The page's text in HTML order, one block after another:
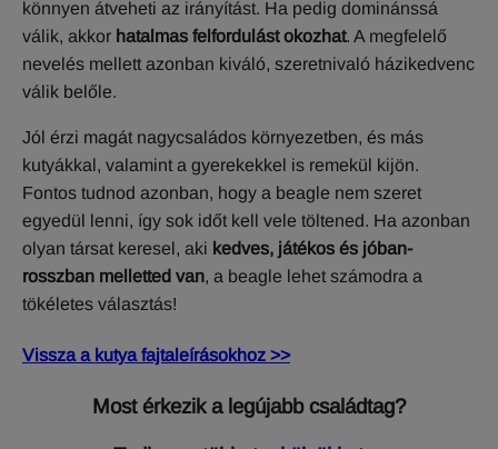
könnyen átveheti az irányítást. Ha pedig dominánssá
válik, akkor hatalmas felfordulást okozhat. A megfelelő
nevelés mellett azonban kiváló, szeretnivaló házikedvenc
válik belőle.
Jól érzi magát nagycsaládos környezetben, és más
kutyákkal, valamint a gyerekekkel is remekül kijön.
Fontos tudnod azonban, hogy a beagle nem szeret
egyedül lenni, így sok időt kell vele töltened. Ha azonban
olyan társat keresel, aki kedves, játékos és jóban-
rosszban melletted van, a beagle lehet számodra a
tökéletes választás!
Vissza a kutya fajtaleírásokhoz >>
Most érkezik a legújabb családtag?